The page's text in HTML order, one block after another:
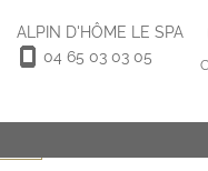
ALPIN D'HÔME LE SPA
04 65 03 03 05